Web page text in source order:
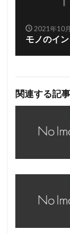
2021年10
モノのイ
関連する記事